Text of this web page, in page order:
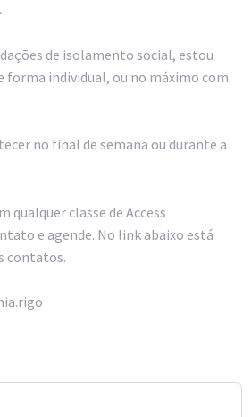
de isolamento social, estou
forma individual, ou no máximo com
no final de semana ou durante a
qualquer classe de Access
e agende. No link abaixo está
contatos.